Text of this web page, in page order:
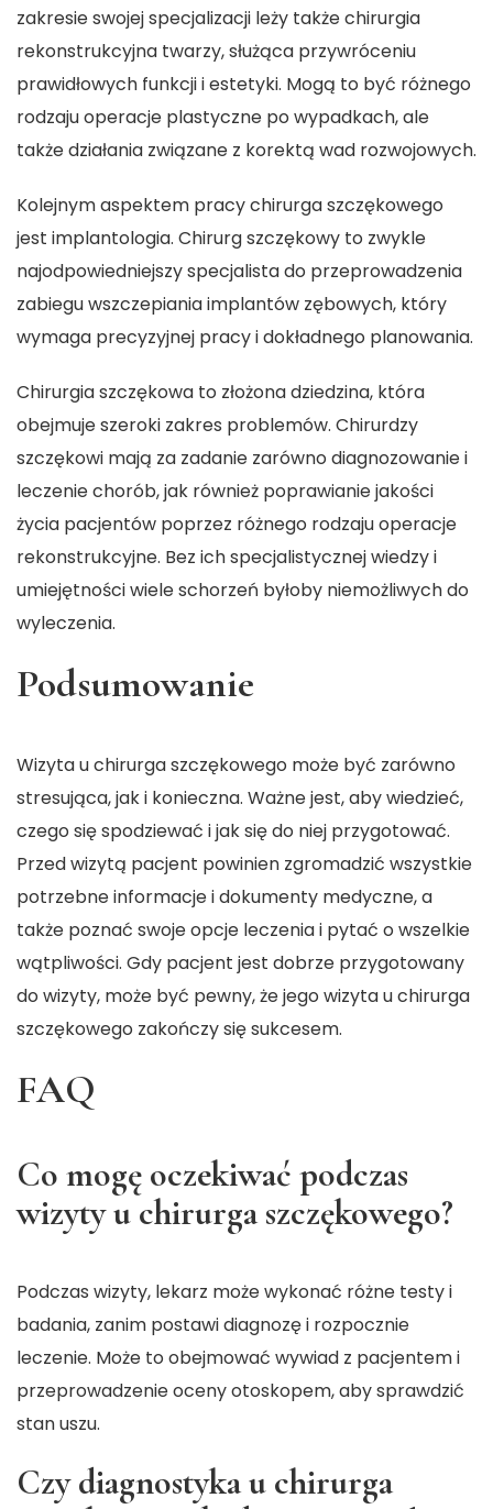
zakresie swojej specjalizacji leży także chirurgia
rekonstrukcyjna twarzy, służąca przywróceniu
prawidłowych funkcji i estetyki. Mogą to być różnego
rodzaju operacje plastyczne po wypadkach, ale
także działania związane z korektą wad rozwojowych.
Kolejnym aspektem pracy chirurga szczękowego
jest implantologia. Chirurg szczękowy to zwykle
najodpowiedniejszy specjalista do przeprowadzenia
zabiegu wszczepiania implantów zębowych, który
wymaga precyzyjnej pracy i dokładnego planowania.
Chirurgia szczękowa to złożona dziedzina, która
obejmuje szeroki zakres problemów. Chirurdzy
szczękowi mają za zadanie zarówno diagnozowanie i
leczenie chorób, jak również poprawianie jakości
życia pacjentów poprzez różnego rodzaju operacje
rekonstrukcyjne. Bez ich specjalistycznej wiedzy i
umiejętności wiele schorzeń byłoby niemożliwych do
wyleczenia.
Podsumowanie
Wizyta u chirurga szczękowego może być zarówno
stresująca, jak i konieczna. Ważne jest, aby wiedzieć,
czego się spodziewać i jak się do niej przygotować.
Przed wizytą pacjent powinien zgromadzić wszystkie
potrzebne informacje i dokumenty medyczne, a
także poznać swoje opcje leczenia i pytać o wszelkie
wątpliwości. Gdy pacjent jest dobrze przygotowany
do wizyty, może być pewny, że jego wizyta u chirurga
szczękowego zakończy się sukcesem.
FAQ
Co mogę oczekiwać podczas
wizyty u chirurga szczękowego?
Podczas wizyty, lekarz może wykonać różne testy i
badania, zanim postawi diagnozę i rozpocznie
leczenie. Może to obejmować wywiad z pacjentem i
przeprowadzenie oceny otoskopem, aby sprawdzić
stan uszu.
Czy diagnostyka u chirurga